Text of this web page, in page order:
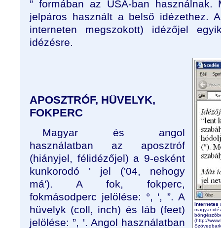
” formában az USA-ban használnak.
jelpáros használt a belső idézethez.
interneten megszokott) idézőjel
idézésre.
Internetes
magyar
(http://
APOSZTRÓF, HÜVELYK,
FOKPERC
Magyar és angol
használatban az aposztróf
(hiányjel, félidézőjel) a 9-esként
kunkorodó ' jel ('04, nehogy
má'). A fok, fokperc,
fokmásodperc jelölése: °, ', ”. A
hüvelyk (coll, inch) és láb (feet)
jelölése: ”, '. Angol használatban